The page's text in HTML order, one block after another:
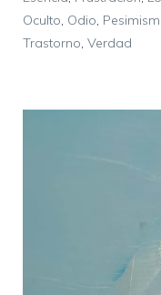
Oculto, Odio,
Trastorno, Verdad